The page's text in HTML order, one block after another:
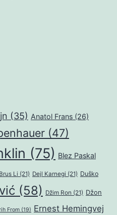
(35) Anatol Frans (26)
(47)
(75) Blez Paskal
Brus Li (21) Dejl Karnegi (21) Duško
(58) Džim Ron (21) Džon
From (19) Ernest Hemingvej